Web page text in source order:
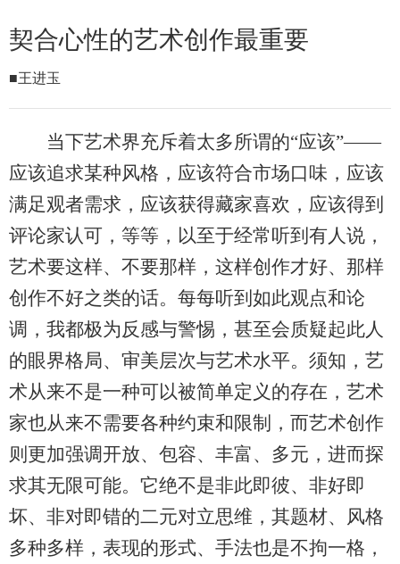
契合心性的艺术创作最重要
■王进玉
当下艺术界充斥着太多所谓的“应该”——
应该追求某种风格，应该符合市场口味，应该
满足观者需求，应该获得藏家喜欢，应该得到
评论家认可，等等，以至于经常听到有人说，
艺术要这样、不要那样，这样创作才好、那样
创作不好之类的话。每每听到如此观点和论
调，我都极为反感与警惕，甚至会质疑起此人
的眼界格局、审美层次与艺术水平。须知，艺
术从来不是一种可以被简单定义的存在，艺术
家也从来不需要各种约束和限制，而艺术创作
则更加强调开放、包容、丰富、多元，进而探
求其无限可能。它绝不是非此即彼、非好即
坏、非对即错的二元对立思维，其题材、风格
多种多样，表现的形式、手法也是不拘一格，